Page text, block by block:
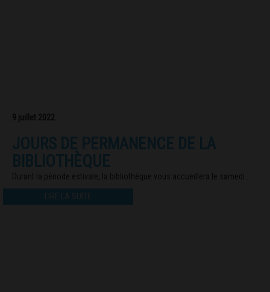
9 juillet 2022
Durant la période estivale, la bibliothèque vous accueillera le samedi . . .